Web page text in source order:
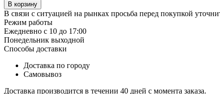
В корзину
В связи с ситуацией на рынках просьба перед покупкой
Режим работы
Ежедневно с 10 до 17:00
Понедельник выходной
Способы доставки
Доставка по городу
Самовывоз
Доставка производится в течении 40 дней с момента заказа.